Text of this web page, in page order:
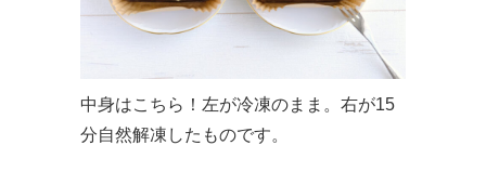
中身はこちら！左が冷凍のまま。右が15
分自然解凍したものです。